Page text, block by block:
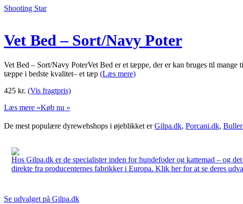
Shooting Star
Vet Bed – Sort/Navy Poter
Vet Bed – Sort/Navy PoterVet Bed er et tæppe, der er kan bruges til
tæppe i bedste kvalitet– et tæp (Læs mere)
425 kr. (Vis fragtpris)
Læs mere »Køb nu »
De mest populære dyrewebshops i øjeblikket erGilpa.dk, Porcani.dk,
Hos Gilpa.dk er de specialister inden for hundefoder og kattemad – og
direkte fra producenternes fabrikker i Europa. Klik her for at se deres
Se udvalget på Gilpa.dk